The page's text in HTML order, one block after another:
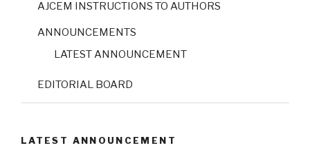
AJCEM INSTRUCTIONS TO AUTHORS
ANNOUNCEMENTS
LATEST ANNOUNCEMENT
EDITORIAL BOARD
LATEST ANNOUNCEMENT